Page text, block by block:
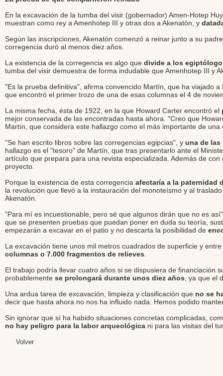
En la excavación de la tumba del visir (gobernador) Amen-Hotep
muestran como rey a Amenhotep III y otras dos a Akenatón, y
Según las inscripciones, Akenatón comenzó a reinar junto a su
corregencia duró al menos diez años.
La existencia de la corregencia es algo que divide a los
tumba del visir demuestra de forma indudable que Amenhotep III y
"Es la prueba definitiva", afirma convencido Martín, que ha viajado
que encontró el primer trozo de una de esas columnas el 4 de
La misma fecha, ésta de 1922, en la que Howard Carter encontró el
mejor conservada de las encontradas hasta ahora. "Creo que
Martín, que considera este hallazgo como el más importante de
"Se han escrito libros sobre las corregencias egipcias", y una de las
hallazgo es el "tesoro" de Martín, que tras presentarlo ante el
artículo que prepara para una revista especializada. Además de
proyecto.
Porque la existencia de esta corregencia afectaría a la paternidad
la revolución que llevó a la instauración del monoteísmo y al
Akenatón.
"Para mí es incuestionable, pero sé que algunos dirán que no es
que se presenten pruebas que puedan poner en duda su teoría,
empezarán a excavar en el patio y no descarta la posibilidad de
La excavación tiene unos mil metros cuadrados de superficie y
columnas o 7.000 fragmentos de relieves
El trabajo podría llevar cuatro años si se dispusiera de financiación
probablemente se prolongará durante unos diez años , ya que el
Una ardua tarea de excavación, limpieza y clasificación que no se
decir que hasta ahora no nos ha influido nada. Hemos podido
Sin ignorar que sí ha habido situaciones concretas complicadas,
no hay peligro para la labor arqueológica ni para las visitas del
Volver